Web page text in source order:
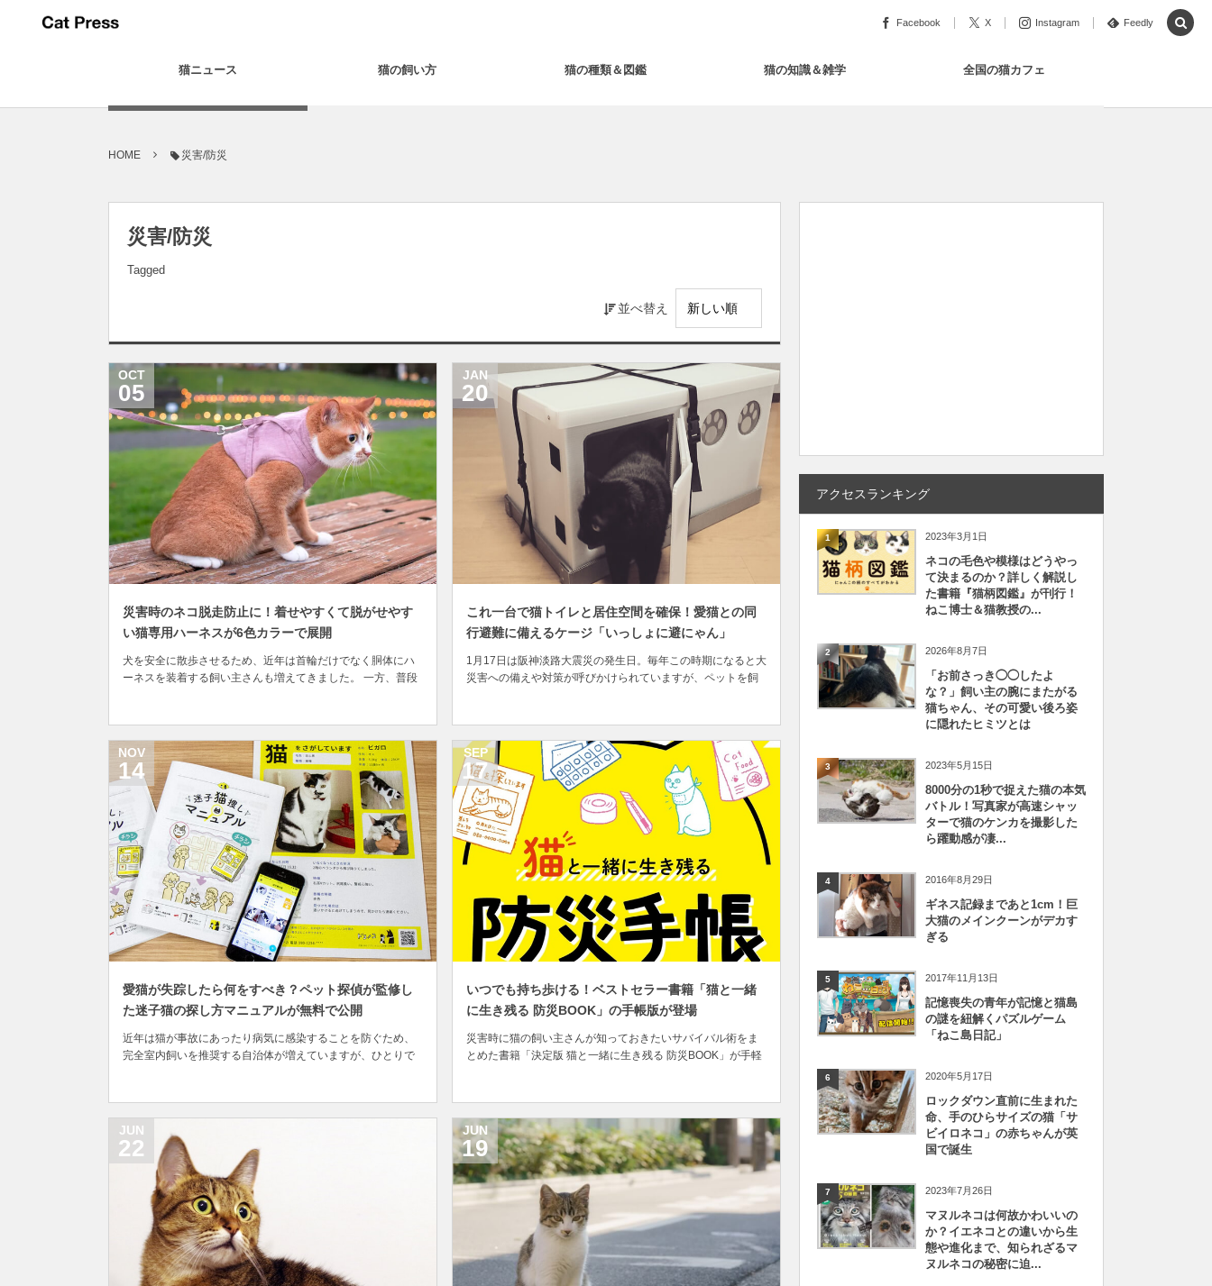
Facebook X Instagram Feedly
猫ニュース 猫の飼い方 猫の種類＆図鑑 猫の知識＆雑学 全国の猫カフェ
HOME 災害/防災
災害/防災
Tagged
並べ替え
災害時のネコ脱走防止に！着せやすくて脱がせやす
い猫専用ハーネスが6色カラーで展開
犬を安全に散歩させるため、近年は首輪だけでなく胴体にハ
ーネスを装着する飼い主さんも増えてきました。 一方、普段
が増えているといいます。 猫が脱出してしまうケースとして
は、家の扉や窓に隙間が空いていたり、動物病院や...
OCT
05
これ一台で猫トイレと居住空間を確保！愛猫との同
行避難に備えるケージ「いっしょに避にゃん」
1月17日は阪神淡路大震災の発生日。毎年この時期になると大
災害への備えや対策が呼びかけられていますが、ペットを飼
全な場所へ避難を行う場合は、ペットと共に同行避難するこ
とを推奨。平常時から災害に備えたペット用備蓄品...
JAN
20
愛猫が失踪したら何をすべき？ペット探偵が監修し
た迷子猫の探し方マニュアルが無料で公開
近年は猫が事故にあったり病気に感染することを防ぐため、
完全室内飼いを推奨する自治体が増えていますが、ひとりで
態に陥ってしまう飼い主さんも少なくありません。インター
ネットで探せば猫の捜索方法が書いてあるページや、自...
NOV
14
いつでも持ち歩ける！ベストセラー書籍「猫と一緒
に生き残る 防災BOOK」の手帳版が登場
災害時に猫の飼い主さんが知っておきたいサバイバル術をま
とめた書籍「決定版 猫と一緒に生き残る 防災BOOK」が手軽
て持っておくべき必携のアイテムや避難の判断、避難方法、
猫が怪我をした時の応急処置など、知って...
SEP
17
JUN
22
JUN
19
アクセスランキング
1 2023年3月1日
ネコの毛色や模様はどうやっ
て決まるのか？詳しく解説し
た書籍『猫柄図鑑』が刊行！
ねこ博士＆猫教授の...
2 2026年8月7日
「お前さっき◯◯したよ
な？」飼い主の腕にまたがる
猫ちゃん、その可愛い後ろ姿
に隠れたヒミツとは
3 2023年5月15日
8000分の1秒で捉えた猫の本気
バトル！写真家が高速シャッ
ターで猫のケンカを撮影した
ら躍動感が凄...
4 2016年8月29日
ギネス記録まであと1cm！巨
大猫のメインクーンがデカす
ぎる
5 2017年11月13日
記憶喪失の青年が記憶と猫島
の謎を紐解くパズルゲーム
「ねこ島日記」
6 2020年5月17日
ロックダウン直前に生まれた
命、手のひらサイズの猫「サ
ビイロネコ」の赤ちゃんが英
国で誕生
7 2023年7月26日
マヌルネコは何故かわいいの
か？イエネコとの違いから生
態や進化まで、知られざるマ
ヌルネコの秘密に迫...